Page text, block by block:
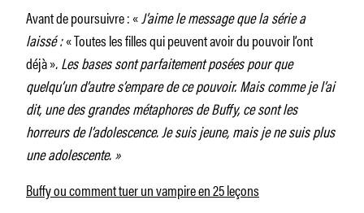
Avant de poursuivre : «J’aime le message que la série a
laissé :« Toutes les filles qui peuvent avoir du pouvoir l’ont
déjà ». Les bases sont parfaitement posées pour que
quelqu’un d’autre s’empare de ce pouvoir. Mais comme je l’ai
dit, une des grandes métaphores de Buffy, ce sont les
horreurs de l’adolescence. Je suis jeune, mais je ne suis plus
une adolescente. »
Buffy ou comment tuer un vampire en 25 leçons